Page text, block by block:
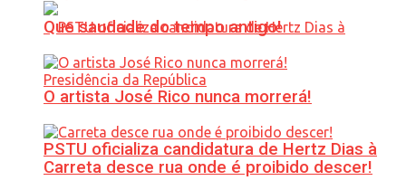
PSTU oficializa candidatura de Hertz Dias à
Que saudade do tempo antigo!
O artista José Rico nunca morrerá!
Carreta desce rua onde é proibido descer!